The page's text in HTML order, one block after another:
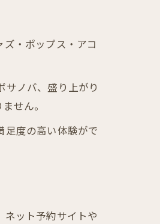
・ポップス・アコ
ノバ、盛り上がり
せん。
足度の高い体験がで
ット予約サイトや